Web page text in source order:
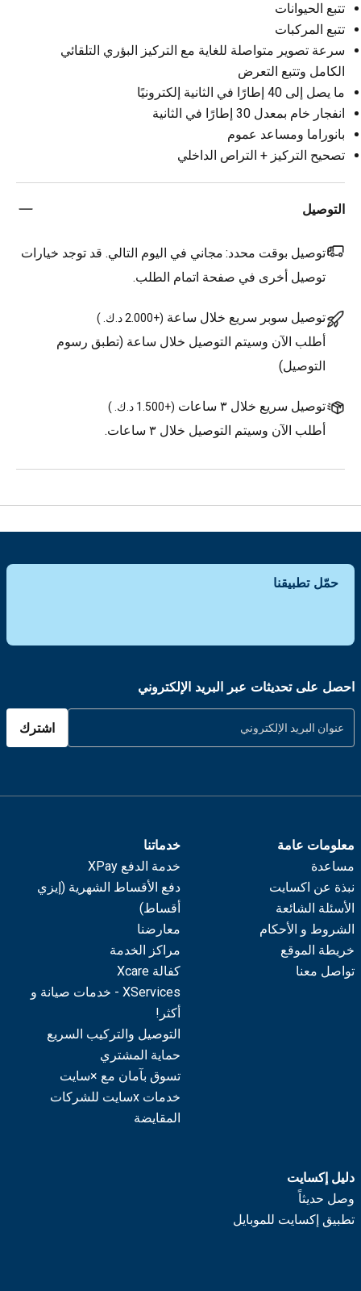
تتبع الحيوانات
تتبع المركبات
سرعة تصوير متواصلة للغاية مع التركيز البؤري التلقائي
الكامل وتتبع التعرض
ما يصل إلى 40 إطارًا في الثانية إلكترونيًا
انفجار خام بمعدل 30 إطارًا في الثانية
بانوراما ومساعد عموم
تصحيح التركيز + التراص الداخلي
التوصيل
توصيل بوقت محدد: مجاني في اليوم التالي. قد توجد خيارات
توصيل أخرى في صفحة اتمام الطلب.
توصيل سوبر سريع خلال ساعة (+2.000 د.ك. )
أطلب الآن وسيتم التوصيل خلال ساعة (تطبق رسوم
التوصيل)
توصيل سريع خلال ٣ ساعات (+1.500 د.ك. )
أطلب الآن وسيتم التوصيل خلال ٣ ساعات.
حمّل تطبيقنا
احصل على تحديثات عبر البريد الإلكتروني
اشترك
معلومات عامة
مساعدة
نبذة عن اكسايت
الأسئلة الشائعة
الشروط و الأحكام
خريطة الموقع
تواصل معنا
خدماتنا
خدمة الدفع XPay
دفع الأقساط الشهرية (إيزي
أقساط)
معارضنا
مراكز الخدمة
كفالة Xcare
XServices - خدمات صيانة و
أكثر!
التوصيل والتركيب السريع
حماية المشتري
تسوق بآمان مع ×سايت
خدمات xسايت للشركات
المقايضة
دليل إكسايت
وصل حديثاً
تطبيق إكسايت للموبايل